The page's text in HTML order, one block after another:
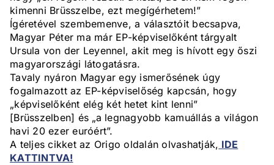
kimenni Brüsszelbe, ezt megígérhetem!”
Ígéretével szembemenve, a választóit becsapva,
Magyar Péter ma már EP-képviselőként tárgyalt
Ursula von der Leyennel, akit meg is hívott egy őszi
magyarországi látogatásra.
Tavaly nyáron Magyar egy ismerősének úgy
fogalmazott az EP-képviselőség kapcsán, hogy
„képviselőként elég két hetet kint lenni”
[Brüsszelben] és „a legnagyobb kamuállás a világon
havi 20 ezer euróért”.
A teljes cikket az Origo oldalán olvashatják, IDE
KATTINTVA!